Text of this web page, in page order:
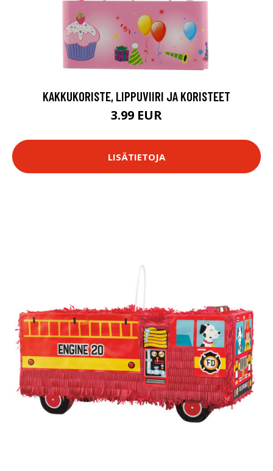
KAKKUKORISTE, LIPPUVIIRI JA KORISTEET
3.99 EUR
LISÄTIETOJA